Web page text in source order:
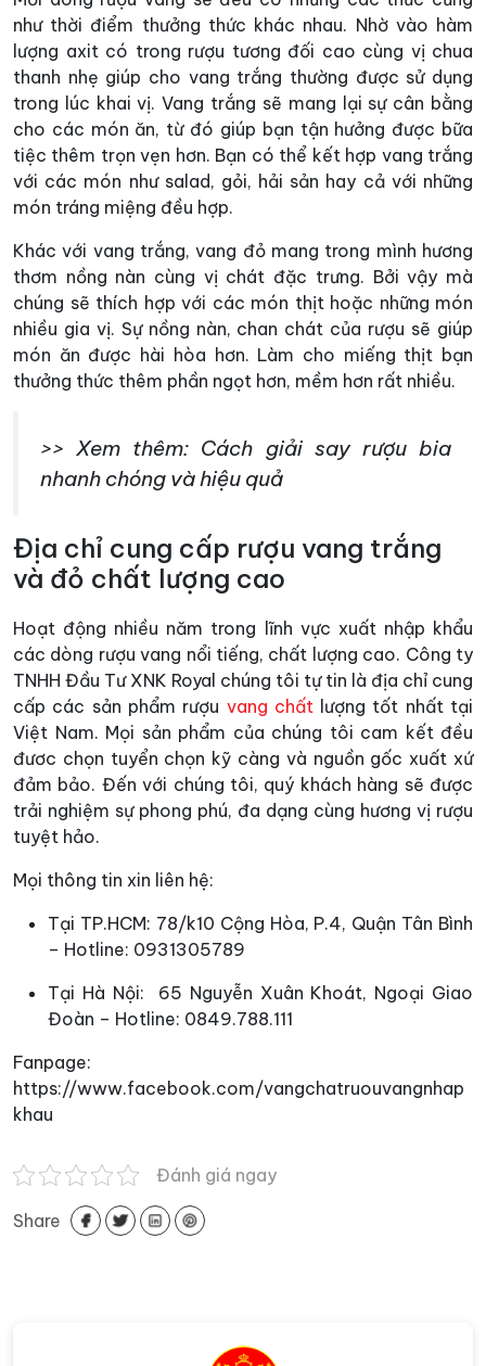
như thời điểm thưởng thức khác nhau. Nhờ vào hàm
lượng axit có trong rượu tương đối cao cùng vị chua
thanh nhẹ giúp cho vang trắng thường được sử dụng
trong lúc khai vị. Vang trắng sẽ mang lại sự cân bằng
cho các món ăn, từ đó giúp bạn tận hưởng được bữa
tiệc thêm trọn vẹn hơn. Bạn có thể kết hợp vang trắng
với các món như salad, gỏi, hải sản hay cả với những
món tráng miệng đều hợp.
Khác với vang trắng, vang đỏ mang trong mình hương
thơm nồng nàn cùng vị chát đặc trưng. Bởi vậy mà
chúng sẽ thích hợp với các món thịt hoặc những món
nhiều gia vị. Sự nồng nàn, chan chát của rượu sẽ giúp
món ăn được hài hòa hơn. Làm cho miếng thịt bạn
thưởng thức thêm phần ngọt hơn, mềm hơn rất nhiều.
>> Xem thêm: Cách giải say rượu bia
nhanh chóng và hiệu quả
Địa chỉ cung cấp rượu vang trắng
và đỏ chất lượng cao
Hoạt động nhiều năm trong lĩnh vực xuất nhập khẩu
các dòng rượu vang nổi tiếng, chất lượng cao. Công ty
TNHH Đầu Tư XNK Royal chúng tôi tự tin là địa chỉ cung
cấp các sản phẩm rượu vang chấtlượng tốt nhất tại
Việt Nam. Mọi sản phẩm của chúng tôi cam kết đều
đươc chọn tuyển chọn kỹ càng và nguồn gốc xuất xứ
đảm bảo. Đến với chúng tôi, quý khách hàng sẽ được
trải nghiệm sự phong phú, đa dạng cùng hương vị rượu
tuyệt hảo.
Mọi thông tin xin liên hệ:
Tại TP.HCM: 78/k10 Cộng Hòa, P.4, Quận Tân Bình
– Hotline: 0931305789
Tại Hà Nội: 65 Nguyễn Xuân Khoát, Ngoại Giao
Đoàn – Hotline: 0849.788.111
Fanpage:
https://www.facebook.com/vangchatruouvangnhap
khau
Đánh giá ngay
Share